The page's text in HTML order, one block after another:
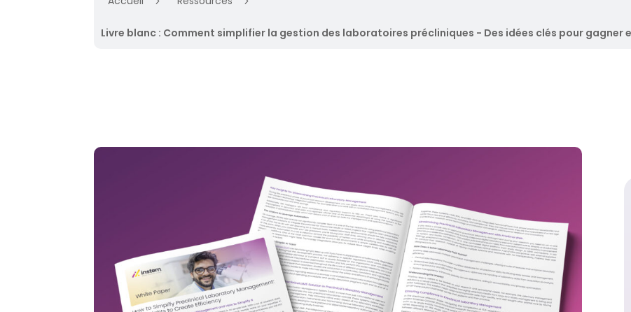
Livre blanc : Comment simplifier la gestion des laboratoires précliniques - Des idées clés pour gagner